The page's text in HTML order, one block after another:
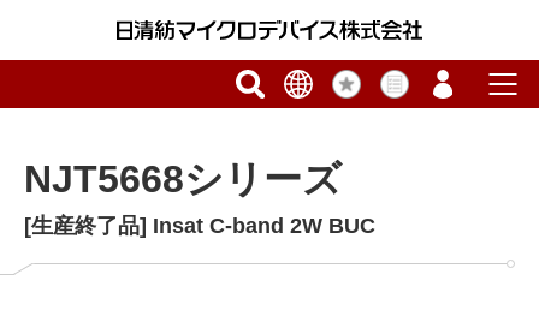
NJT5668シリーズ
[生産終了品] Insat C-band 2W BUC